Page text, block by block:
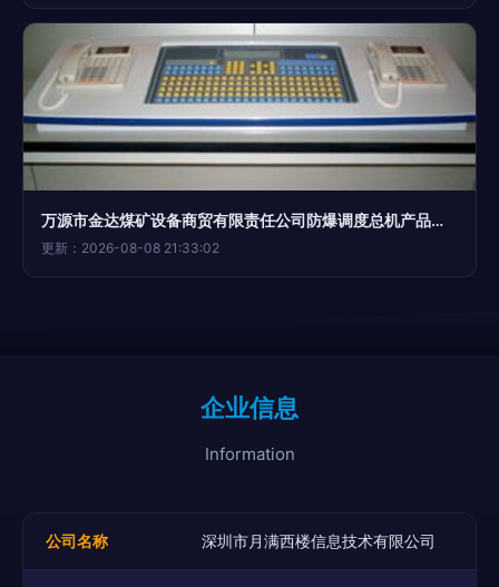
万源市金达煤矿设备商贸有限责任公司防爆调度总机产品大图与教学仪器应用
更新：2026-08-08 21:33:02
企业信息
Information
公司名称 深圳市月满西楼信息技术有限公司